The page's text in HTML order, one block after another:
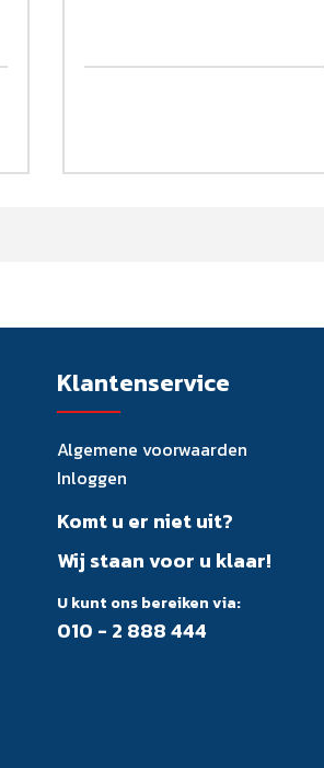
Klantenservice
Algemene voorwaarden
Inloggen
Komt u er niet uit?
Wij staan voor u klaar!
U kunt ons bereiken via:
010 - 2 888 444